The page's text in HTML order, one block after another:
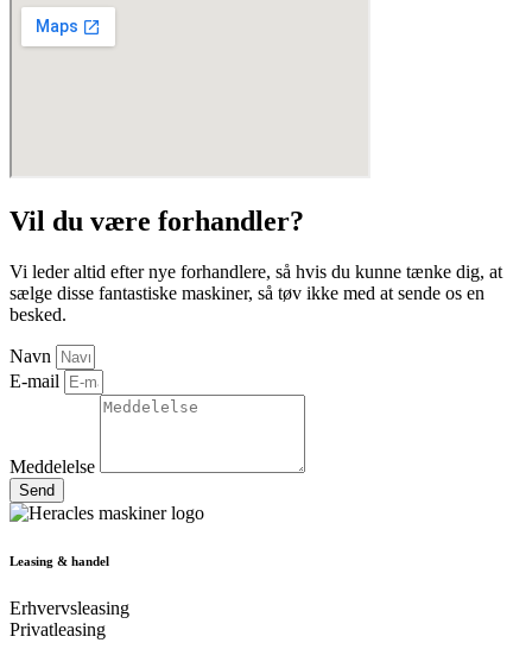
Vil du være forhandler?
Vi leder altid efter nye forhandlere, så hvis du kunne tænke dig, at
sælge disse fantastiske maskiner, så tøv ikke med at sende os en
besked.
Navn
E-mail
Meddelelse
Send
Leasing & handel
Erhvervsleasing
Privatleasing